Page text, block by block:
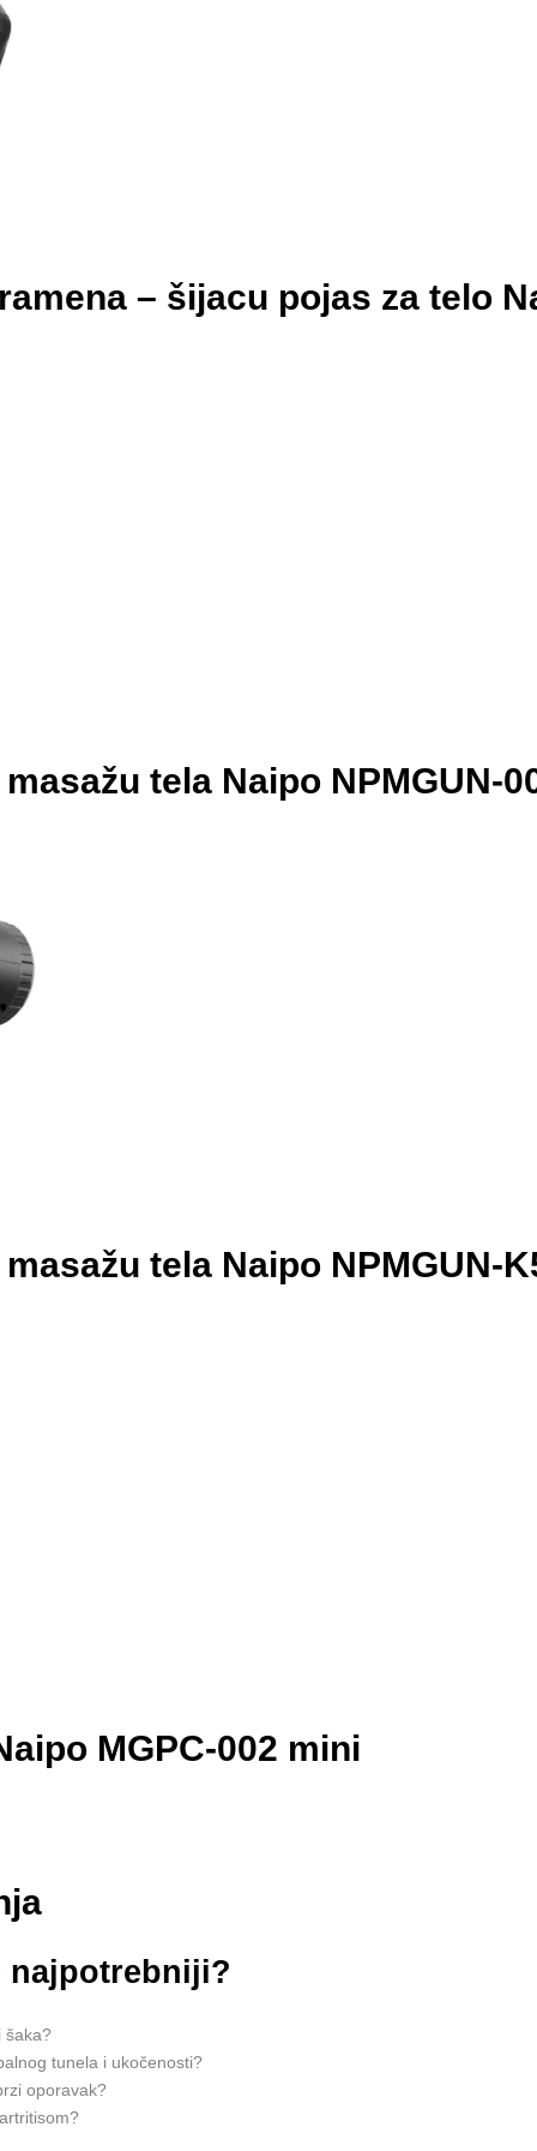
– šijacu pojas za telo
tela Naipo NPMGUN-
tela Naipo NPMGUN-
MGPC-002 mini
najpotrebniji?
šaka?
tunela i ukočenosti?
oporavak?